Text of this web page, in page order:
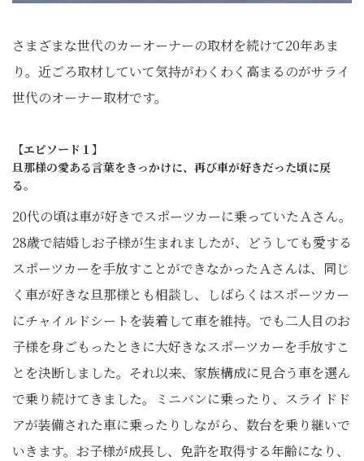
さまざまな世代のカーオーナーの取材を続けて20年あま
り。近ごろ取材していて気持がわくわく高まるのがサライ
世代のオーナー取材です。
【エピソード１】
旦那様の愛ある言葉をきっかけに、再び車が好きだった頃に戻
る。
20代の頃は車が好きでスポーツカーに乗っていたＡさん。
28歳で結婚しお子様が生まれましたが、どうしても愛する
スポーツカーを手放すことができなかったＡさんは、同じ
く車が好きな旦那様とも相談し、しばらくはスポーツカー
にチャイルドシートを装着して車を維持。でも二人目のお
子様を身ごもったときに大好きなスポーツカーを手放すこ
とを決断しました。それ以来、家族構成に見合う車を選ん
で乗り続けてきました。ミニバンに乗ったり、スライドド
アが装備された車に乗ったりしながら、数台を乗り継いで
いきます。お子様が成長し、免許を取得する年齢になり、